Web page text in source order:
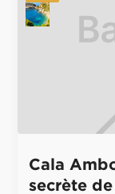
Cala
secrète